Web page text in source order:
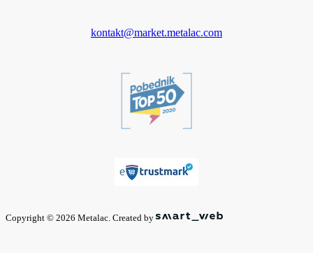
kontakt@market.metalac.com
Copyright © 2026 Metalac. Created by